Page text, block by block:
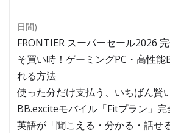
日間)
FRONTIER スーパーセール2026
そ買い時！ゲーミングPC・高性
れる方法
使った分だけ支払う、いちばん賢
BB.exciteモバイル「Fitプラン」完
英語が「聞こえる・分かる・話せ